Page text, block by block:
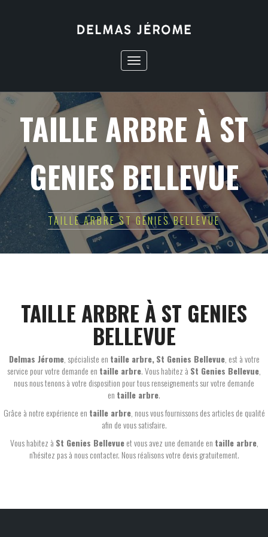
Toggle
navigation
TAILLE ARBRE À ST
GENIES BELLEVUE
TAILLE ARBRE ST GENIES BELLEVUE
TAILLE ARBRE À ST GENIES
BELLEVUE
Delmas Jérome, spécialiste en taille arbre, St Genies Bellevue, est à votre
service pour votre demande en taille arbre. Vous habitez à St Genies Bellevue,
nous nous tenons à votre disposition pour tous renseignements sur votre demande
en taille arbre.
Grâce à notre expérience en taille arbre, nous vous fournissons des articles de qualité
afin de vous satisfaire.
Vous habitez à St Genies Bellevueet vous avez une demande en taille arbre,
n'hésitez pas à nous contacter. Nous réalisons votre devis gratuitement.